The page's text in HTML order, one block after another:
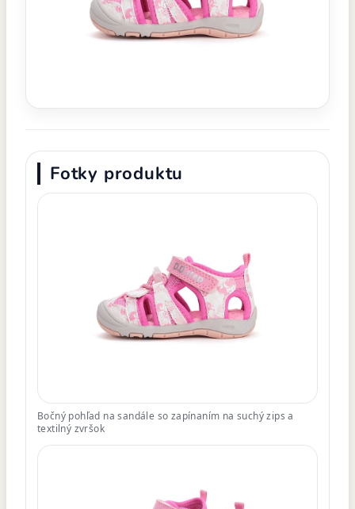
Fotky produktu
Bočný pohľad na sandále so zapínaním na suchý zips a
textilný zvršok